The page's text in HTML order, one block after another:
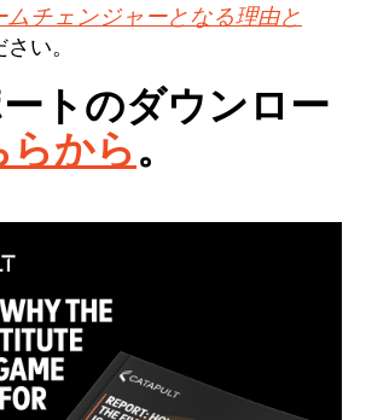
ムチェンジャーとなる理由と
い。
トのダウンロー
らから 。